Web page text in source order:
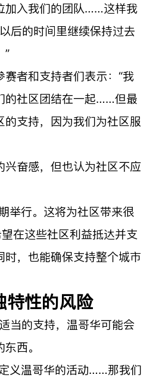
加入我们的团队……这样我
后的时间里继续保持过去
”
者和支持者们表示：“我
的社区团结在一起……但最
的支持，因为我们为社区服
兴奋感，但也认为社区不应
举行。这将为社区带来很
在这些社区利益抵达并支
时，也能确保支持整个城市
特性的风险
当的支持，温哥华可能会
西。
义温哥华的活动……那我们